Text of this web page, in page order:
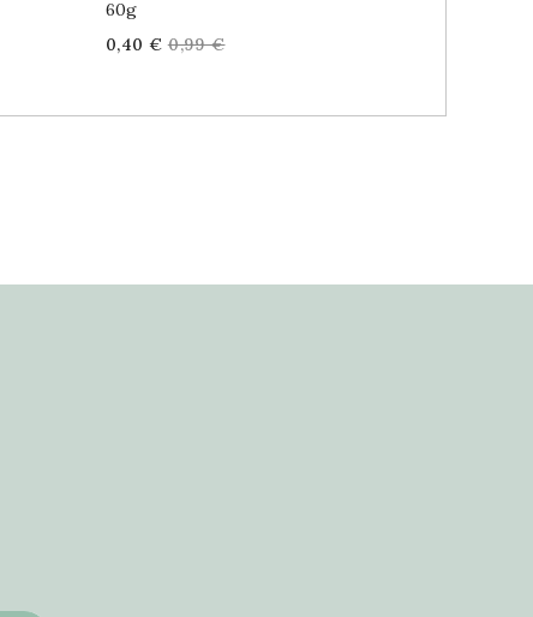
60g
Price
0,40 € Regular
0,99 €